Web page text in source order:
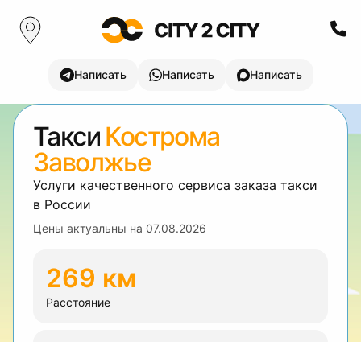
Написать Написать Написать
Такси Кострома
Заволжье
Услуги качественного сервиса заказа такси
в России
Цены актуальны на 07.08.2026
269 км
Расстояние